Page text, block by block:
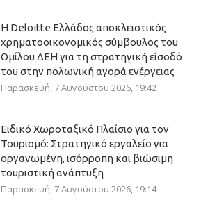
Η Deloitte Ελλάδος αποκλειστικός
χρηματοοικονομικός σύμβουλος του
Ομίλου ΔΕΗ για τη στρατηγική είσοδό
του στην πολωνική αγορά ενέργειας
Παρασκευή, 7 Αυγούστου 2026, 19:42
Ειδικό Χωροταξικό Πλαίσιο για τον
Τουρισμό: Στρατηγικό εργαλείο για
οργανωμένη, ισόρροπη και βιώσιμη
τουριστική ανάπτυξη
Παρασκευή, 7 Αυγούστου 2026, 19:14